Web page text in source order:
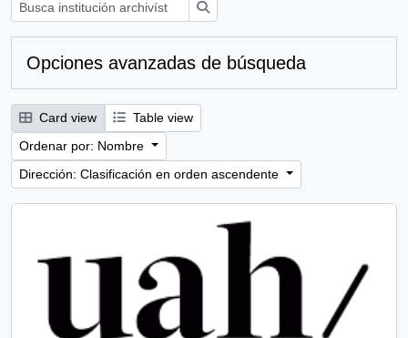
Opciones avanzadas de búsqueda
Card view
Table view
Ordenar por: Nombre
Dirección: Clasificación en orden ascendente